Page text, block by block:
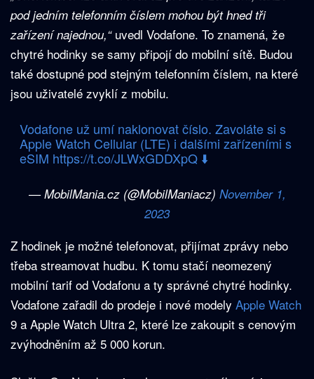
pod jedním telefonním číslem mohou být hned tři
zařízení najednou,“uvedl Vodafone. To znamená, že
chytré hodinky se samy připojí do mobilní sítě. Budou
také dostupné pod stejným telefonním číslem, na které
jsou uživatelé zvyklí z mobilu.
Vodafone už umí naklonovat číslo. Zavoláte si s
Apple Watch Cellular (LTE) i dalšími zařízeními s
eSIM https://t.co/JLWxGDDXpQ⬇️
— MobilMania.cz (@MobilManiacz) November 1,
2023
Z hodinek je možné telefonovat, přijímat zprávy nebo
třeba streamovat hudbu. K tomu stačí neomezený
mobilní tarif od Vodafonu a ty správné chytré hodinky.
Vodafone zařadil do prodeje i nové modely Apple Watch
9 a Apple Watch Ultra 2, které lze zakoupit s cenovým
zvýhodněním až 5 000 korun.